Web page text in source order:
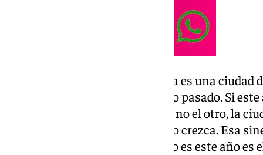
Aspiraciones a Primera: “Málaga es una ciudad
Segunda es por el trabajo del año pasado. Si
haciendo, el año que viene… Y si no el otro, la
gente implicada en que el equipo crezca. Esa
equipo haga cosas grandes, si no es este año